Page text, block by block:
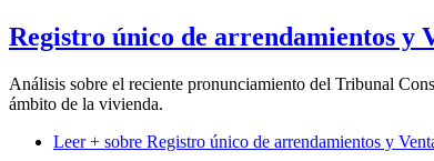
Registro único de arrendamientos y
Análisis sobre el reciente pronunciamiento del Tribunal
ámbito de la vivienda.
Leer + sobre Registro único de arrendamientos y